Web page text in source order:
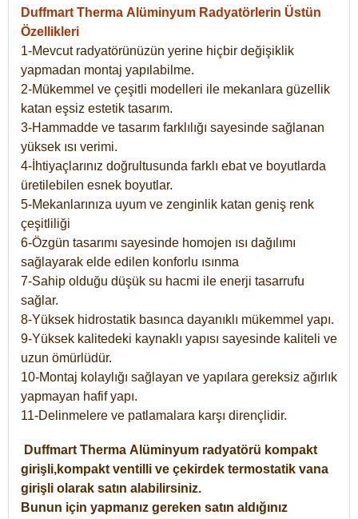
Duffmart Therma Alüminyum Radyatörlerin Üstün
Özellikleri
1-Mevcut radyatörünüzün yerine hiçbir değişiklik
yapmadan montaj yapılabilme.
2-Mükemmel ve çeşitli modelleri ile mekanlara güzellik
katan eşsiz estetik tasarım.
3-Hammadde ve tasarım farklılığı sayesinde sağlanan
yüksek ısı verimi.
4-İhtiyaçlarınız doğrultusunda farklı ebat ve boyutlarda
üretilebilen esnek boyutlar.
5-Mekanlarınıza uyum ve zenginlik katan geniş renk
çeşitliliği
6-Özgün tasarımı sayesinde homojen ısı dağılımı
sağlayarak elde edilen konforlu ısınma
7-Sahip olduğu düşük su hacmi ile enerji tasarrufu
sağlar.
8-Yüksek hidrostatik basınca dayanıklı mükemmel yapı.
9-Yüksek kalitedeki kaynaklı yapısı sayesinde kaliteli ve
uzun ömürlüdür.
10-Montaj kolaylığı sağlayan ve yapılara gereksiz ağırlık
yapmayan hafif yapı.
11-Delinmelere ve patlamalara karşı dirençlidir.
Duffmart Therma Alüminyum radyatörü kompakt
girişli,kompakt ventilli ve çekirdek termostatik vana
girişli olarak satın alabilirsiniz.
Bunun için yapmanız gereken satın aldığınız